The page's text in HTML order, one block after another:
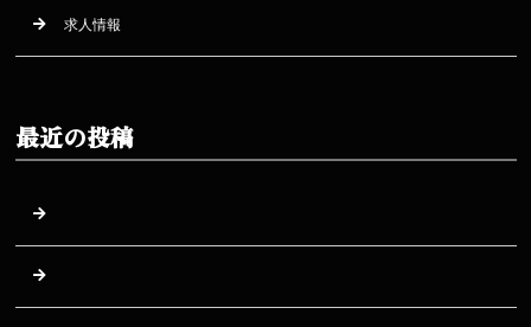
求人情報
最近の投稿